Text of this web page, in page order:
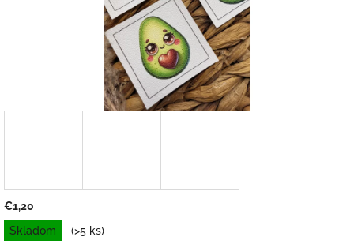
€1,20
Jednotková
cena:
Skladom (>5 ks)